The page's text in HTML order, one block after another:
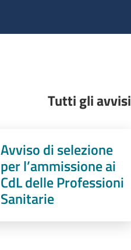
Avviso di selezione
per l’ammissione ai
CdL delle Professioni
Sanitarie
Tutti gli avvisi